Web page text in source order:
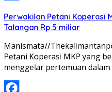
Perwakilan Petani Koperasi
Talangan Rp.5 miliar
Manismata//
Petani Koperasi MKP yang
menggelar pertemuan